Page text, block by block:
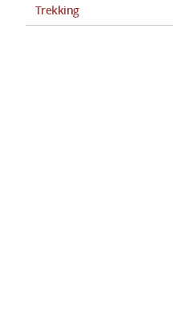
Trekking